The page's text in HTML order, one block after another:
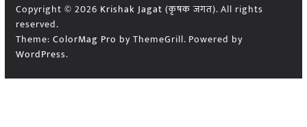
Copyright © 2026 Krishak Jagat (कृषक जगत). All rights
reserved.
Theme: ColorMag Pro by ThemeGrill. Powered by
WordPress.